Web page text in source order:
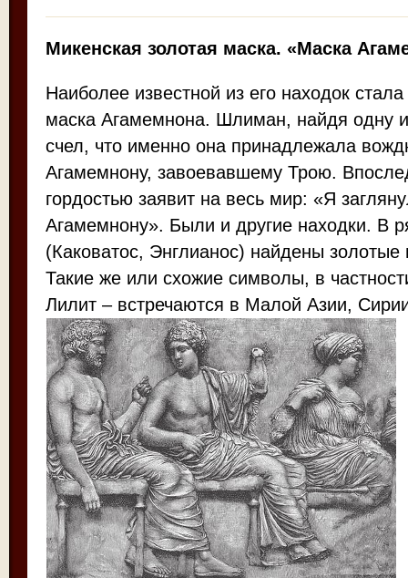
Микенская золотая маска. «Маска
Наиболее известной из его находок
маска Агамемнона. Шлиман, найдя одну
счел, что именно она принадлежала
Агамемнону, завоевавшему Трою.
гордостью заявит на весь мир: «Я
Агамемнону». Были и другие находки. В
(Каковатос, Энглианос) найдены
Такие же или схожие символы, в
Лилит – встречаются в Малой Азии,